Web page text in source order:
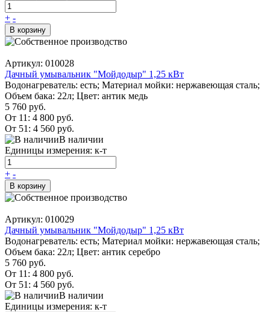
+ -
В корзину
Артикул: 010028
Дачный умывальник "Мойдодыр" 1,25 кВт
Водонагреватель: есть; Материал мойки: нержавеющая сталь;
Объем бака: 22л; Цвет: антик медь
5 760 руб.
От 11: 4 800 руб.
От 51: 4 560 руб.
В наличии
Единицы измерения: к-т
+ -
В корзину
Артикул: 010029
Дачный умывальник "Мойдодыр" 1,25 кВт
Водонагреватель: есть; Материал мойки: нержавеющая сталь;
Объем бака: 22л; Цвет: антик серебро
5 760 руб.
От 11: 4 800 руб.
От 51: 4 560 руб.
В наличии
Единицы измерения: к-т